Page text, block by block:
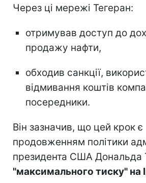
Через ці мережі Тегеран:
отримував доступ до
продажу нафти,
обходив санкції,
відмивання коштів
посередники.
Він зазначив, що цей крок є
продовженням політики
президента США
"максимального тиску" на